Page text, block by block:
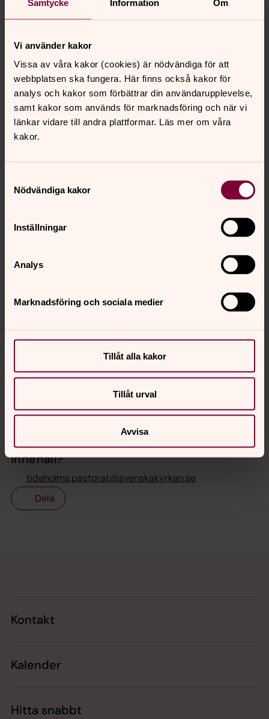
Samtycke Information Om
Vi använder kakor
Vissa av våra kakor (cookies) är nödvändiga för att
webbplatsen ska fungera. Här finns också kakor för
analys och kakor som förbättrar din användarupplevelse,
samt kakor som används för marknadsföring och när vi
länkar vidare till andra plattformar. Läs mer om våra
kakor.
Nödvändiga kakor
Inställningar
Analys
Marknadsföring och sociala medier
Tillåt alla kakor
Tillåt urval
Avvisa
Bild 1 av 2Foto: Svenska kyrkan Tidaholm
Bild
Senast ändrad 13 november 2023
Synpunkter eller frågor på sidans
innehåll?
tidaholms.pastorat@svenskakyrkan.se
Dela
Kontakt
Kalender
Hitta snabbt